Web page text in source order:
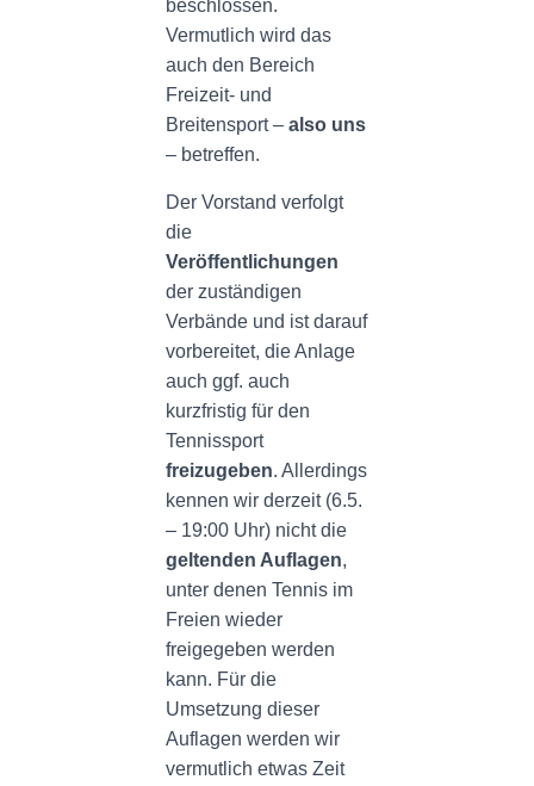
beschlossen.
Vermutlich wird das
auch den Bereich
Freizeit- und
Breitensport – also uns
– betreffen.
Der Vorstand verfolgt
die
Veröffentlichungen
der zuständigen
Verbände und ist darauf
vorbereitet, die Anlage
auch ggf. auch
kurzfristig für den
Tennissport
freizugeben. Allerdings
kennen wir derzeit (6.5.
– 19:00 Uhr) nicht die
geltenden Auflagen,
unter denen Tennis im
Freien wieder
freigegeben werden
kann. Für die
Umsetzung dieser
Auflagen werden wir
vermutlich etwas Zeit